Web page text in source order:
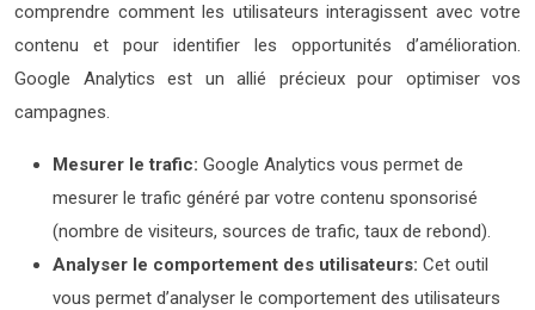
comprendre comment les utilisateurs interagissent avec votre
contenu et pour identifier les opportunités d’amélioration.
Google Analytics est un allié précieux pour optimiser vos
campagnes.
Mesurer le trafic: Google Analytics vous permet de
mesurer le trafic généré par votre contenu sponsorisé
(nombre de visiteurs, sources de trafic, taux de rebond).
Analyser le comportement des utilisateurs: Cet outil
vous permet d’analyser le comportement des utilisateurs